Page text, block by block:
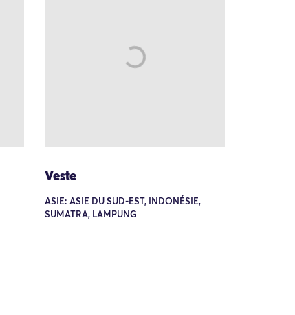
Veste
ASIE: ASIE DU SUD-EST, INDONÉSIE,
SUMATRA, LAMPUNG